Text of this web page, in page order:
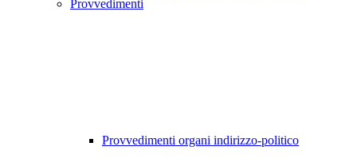
Provvedimenti
Provvedimenti organi indirizzo-politico